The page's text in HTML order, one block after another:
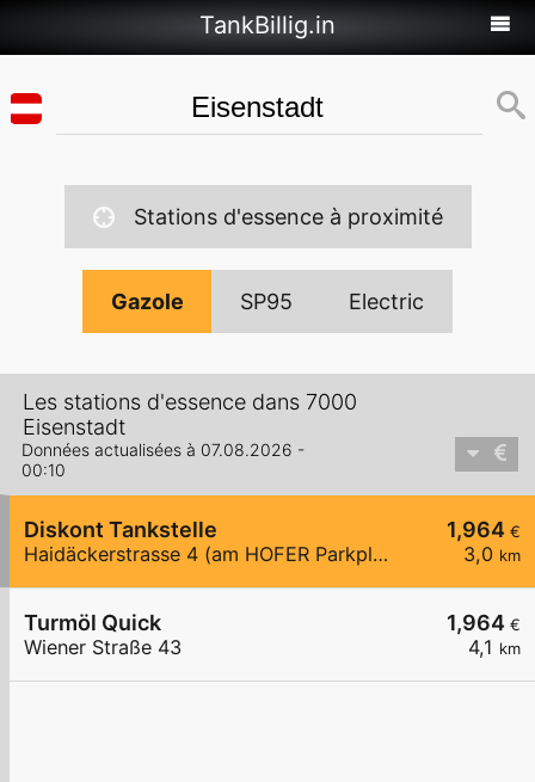
TankBillig.in
Stations d'essence à proximité
Gazole SP95 Electric
Les stations d'essence dans 7000
Eisenstadt
Données actualisées à 07.08.2026 -
00:10
1,964 €
3,0 km
Diskont Tankstelle
Haidäckerstrasse 4 (am HOFER Parkplatz)
1,964 €
4,1 km
Turmöl Quick
Wiener Straße 43